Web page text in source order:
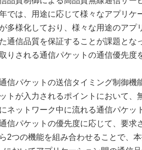
では、用途に応じて様々なアプリケ
多様化しており、様々な用途のアプ
通信品質を保証することが課題とな
りされる通信パケットの通信優先度
信パケットの送信タイミング制御機
トが入力されるポイントにおいて、
ネットワーク中に流れる通信パケッ
信パケットの優先度に応じて、要求
2つの機能を組み合わせることで、